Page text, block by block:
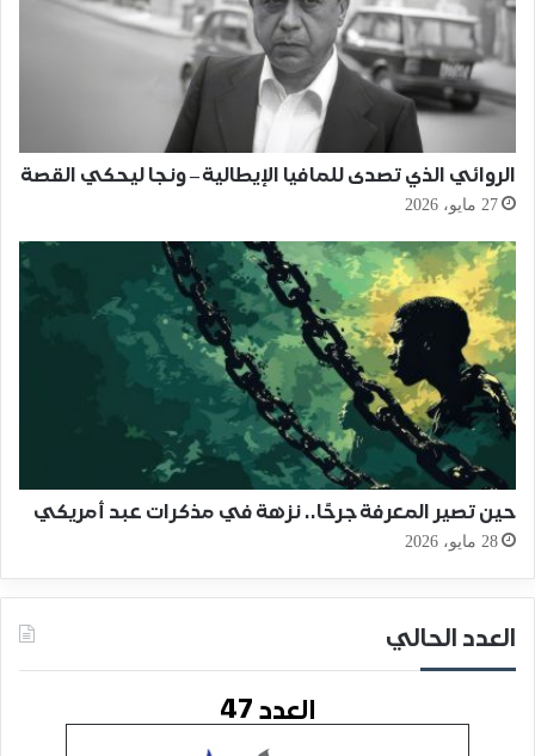
الروائي الذي تصدى للمافيا الإيطالية – ونجا ليحكي القصة
27 مايو، 2026
حين تصير المعرفة جرحًا.. نزهة في مذكرات عبد أمريكي
28 مايو، 2026
العدد الحالي
العدد 47